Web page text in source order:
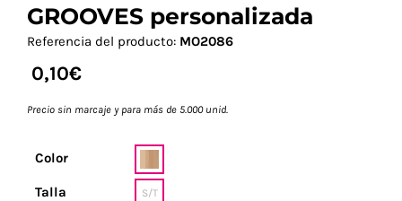
GROOVES personalizada
Referencia del producto: MO2086
0,10€
Precio sin marcaje y para más de 5.000 unid.
Color
Talla S/T